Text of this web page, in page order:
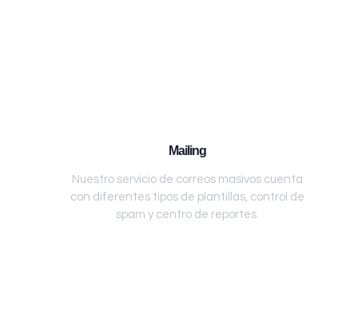
Mailing
Nuestro servicio de correos masivos cuenta
con diferentes tipos de plantillas, control de
spam y centro de reportes.